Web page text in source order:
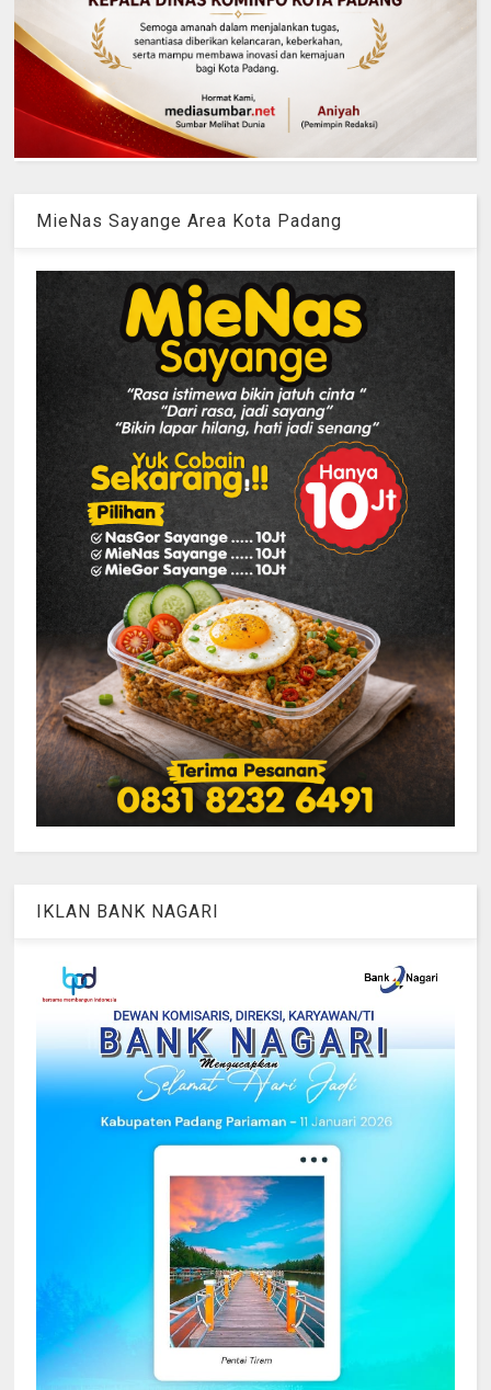
MieNas Sayange Area Kota Padang
IKLAN BANK NAGARI